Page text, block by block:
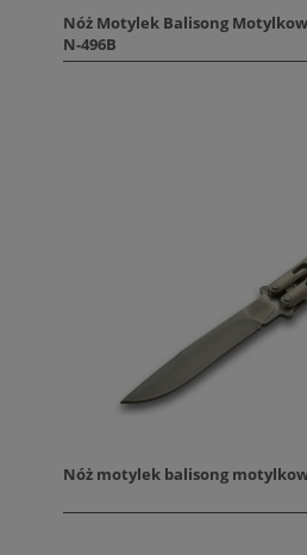
Nóż Motylek Balisong
N-496B
Nóż motylek balisong